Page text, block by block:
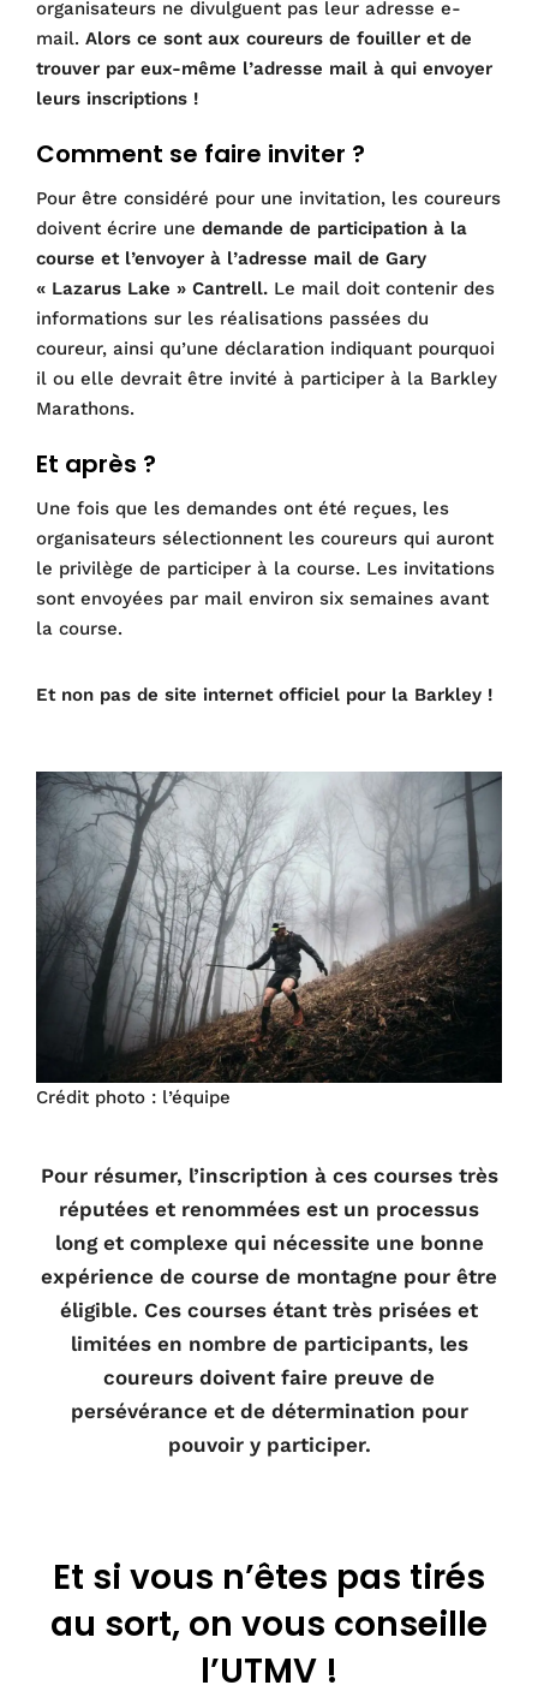
organisateurs ne divulguent pas leur adresse e-
mail. Alors ce sont aux coureurs de fouiller et de
trouver par eux-même l’adresse mail à qui envoyer
leurs inscriptions !
Comment se faire inviter ?
Pour être considéré pour une invitation, les coureurs
doivent écrire une demande de participation à la
course et l’envoyer à l’adresse mail de Gary
« Lazarus Lake » Cantrell. Le mail doit contenir des
informations sur les réalisations passées du
coureur, ainsi qu’une déclaration indiquant pourquoi
il ou elle devrait être invité à participer à la Barkley
Marathons.
Et après ?
Une fois que les demandes ont été reçues, les
organisateurs sélectionnent les coureurs qui auront
le privilège de participer à la course. Les invitations
sont envoyées par mail environ six semaines avant
la course.
Et non pas de site internet officiel pour la Barkley !
Crédit photo : l’équipe
Pour résumer, l’inscription à ces courses très
réputées et renommées est un processus
long et complexe qui nécessite une bonne
expérience de course de montagne pour être
éligible. Ces courses étant très prisées et
limitées en nombre de participants, les
coureurs doivent faire preuve de
persévérance et de détermination pour
pouvoir y participer.
Et si vous n’êtes pas tirés
au sort, on vous conseille
l’UTMV !